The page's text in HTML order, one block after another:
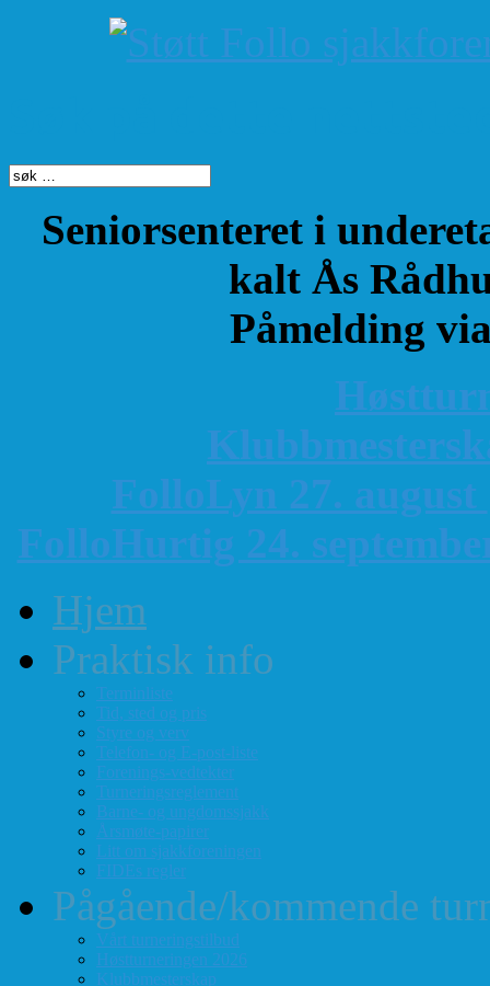
Seniorsenteret i
kalt Ås
Påmelding
K
FolloLyn 27. august
FolloHurtig 24.
Hjem
Praktisk info
Terminliste
Tid, sted og pris
Styre og verv
Telefon- og E-post-liste
Forenings-vedtekter
Turneringsreglement
Barne- og ungdomssjakk
Årsmøte-papirer
Litt om sjakkforeningen
FIDEs regler
Pågående/kommende
Vårt turneringstilbud
Høstturneringen 2026
Klubbmesterskap